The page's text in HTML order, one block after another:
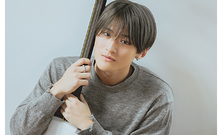
閉じる